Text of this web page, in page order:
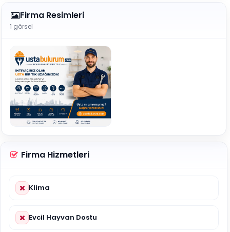
Firma Resimleri
1 görsel
Firma Hizmetleri
Klima
Evcil Hayvan Dostu